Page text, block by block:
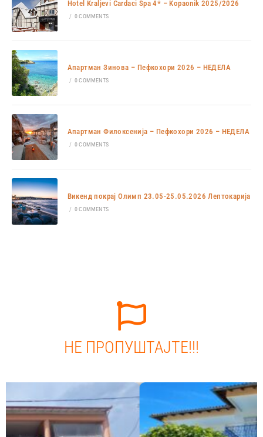
Hotel Kraljevi Cardaci Spa 4* – Kopaonik 2025/2026
/ 0 COMMENTS
Апартман Зинова – Пефкохори 2026 – НЕДЕЛА
/ 0 COMMENTS
Апартман Филоксенија – Пефкохори 2026 – НЕДЕЛА
/ 0 COMMENTS
Викенд покрај Олимп 23.05-25.05.2026 Лептокарија
/ 0 COMMENTS
НЕ ПРОПУШТАЈТЕ!!!